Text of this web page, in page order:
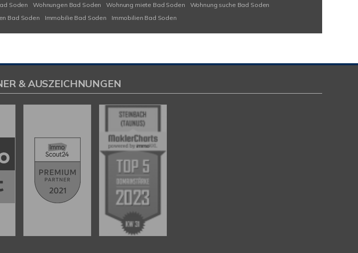
Soden Wohnungen Bad Soden Wohnung miete Bad Soden
Wohnung suche Bad Soden
Bad Soden Immobilie Bad Soden Immobilien Bad Soden
& AUSZEICHNUNGEN